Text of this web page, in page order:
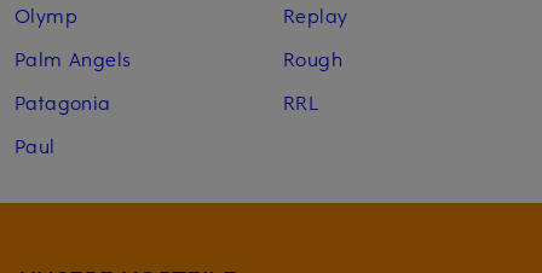
Olymp
Palm Angels
Patagonia
Paul
Replay
Rough
RRL